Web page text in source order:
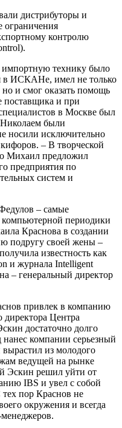
дистрибуторы и
ограничения
контролю
импортную технику было
в ИСКАНе, имел не только
и смог оказать помощь
и при
в Москве был
были
носили исключительно
– В творческой
Михаил предложил
предприятия по
систем и
– самые
компьютерной периодики
Краснова в создании
подругу своей жены –
известность как
и журнала Intelligent
– генеральный директор
привлек в компанию
директора Центра
достаточно долго
компании серьезный
из молодого
ведущей на рынке
Эскин решил уйти от
IBS и увел с собой
пор Краснов не
окружения и всегда
менеджеров.